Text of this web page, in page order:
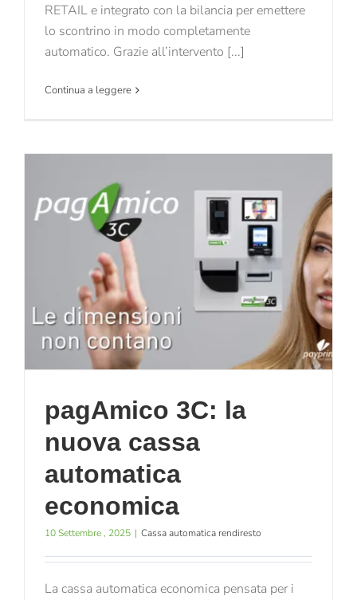
RETAIL e integrato con la bilancia per emettere
lo scontrino in modo completamente
automatico. Grazie all’intervento [...]
Continua a leggere
pagAmico 3C: la
nuova cassa
automatica
economica
10 Settembre , 2025 | Cassa automatica rendiresto
La cassa automatica economica pensata per i